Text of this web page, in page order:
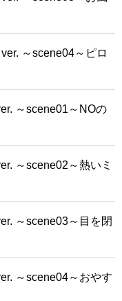
～scene04～ピロ
～scene01～NOの
～scene02～熱いミ
～scene03～目を閉
～scene04～おやす